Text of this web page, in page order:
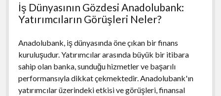
İş Dünyasının Gözdesi Anadolubank:
Yatırımcıların Görüşleri Neler?
Anadolubank, iş dünyasında öne çıkan bir finans
kuruluşudur. Yatırımcılar arasında büyük bir itibara
sahip olan banka, sunduğu hizmetler ve başarılı
performansıyla dikkat çekmektedir. Anadolubank'ın
yatırımcılar üzerindeki etkisi ve görüşleri, finansal